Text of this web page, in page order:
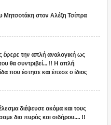
Μητσοτάκη στον Αλέξη Τσίπρα
την απλή αναλογική ως
θα συντριβεί... !! Η απλή
που έστησε και έπεσε ο ίδιος
διέψευσε ακόμα και τους
δια πυρός και σιδήρου.... !!